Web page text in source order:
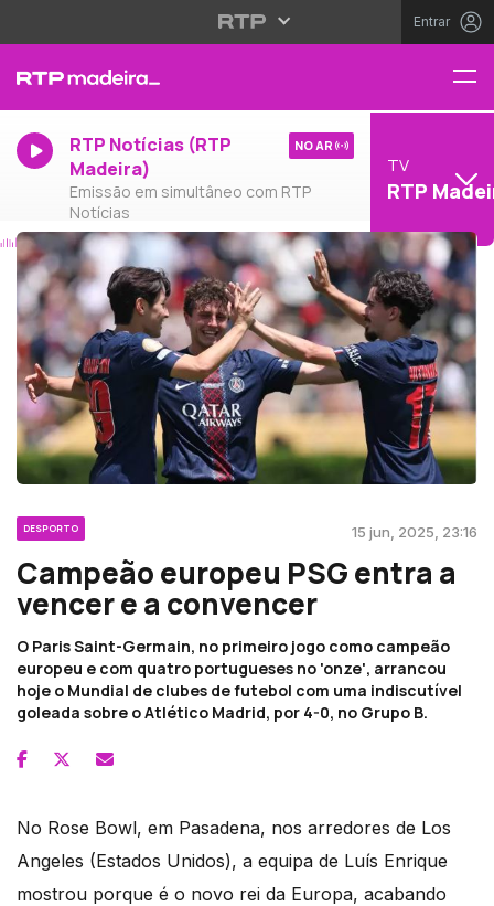
Entrar
RTP Notícias (RTP
Madeira)
Emissão em simultâneo com RTP
Notícias
NO AR
TV
RTP
DESPORTO 15 jun, 2025, 23:16
Campeão europeu PSG entra a
vencer e a convencer
O Paris Saint-Germain, no primeiro jogo como campeão
europeu e com quatro portugueses no 'onze', arrancou
hoje o Mundial de clubes de futebol com uma indiscutível
goleada sobre o Atlético Madrid, por 4-0, no Grupo B.
No Rose Bowl, em Pasadena, nos arredores de Los
Angeles (Estados Unidos), a equipa de Luís Enrique
mostrou porque é o novo rei da Europa, acabando